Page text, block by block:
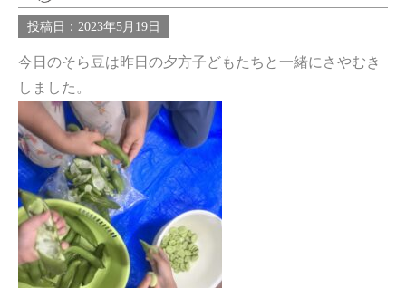
投稿日：2023年5月19日
今日のそら豆は昨日の夕方子どもたちと一緒にさやむき
しました。